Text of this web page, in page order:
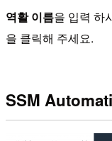
역활 이름을 입력 하
을 클릭해 주세요.
SSM